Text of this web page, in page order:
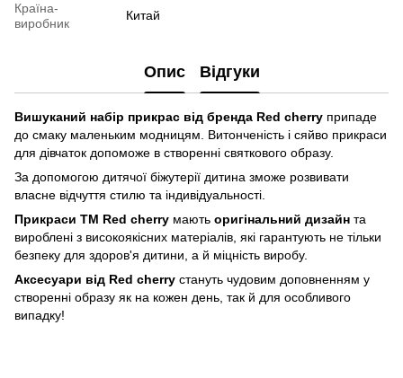
Країна-
виробник
Китай
Опис Відгуки
Вишуканий набір прикрас від бренда Red cherry припаде
до смаку маленьким модницям. Витонченість і сяйво прикраси
для дівчаток допоможе в створенні святкового образу.
За допомогою дитячої біжутерії дитина зможе розвивати
власне відчуття стилю та індивідуальності.
Прикраси ТМ Red cherry мають оригінальний дизайн та
вироблені з високоякісних матеріалів, які гарантують не тільки
безпеку для здоров'я дитини, а й міцність виробу.
Аксесуари від Red cherry стануть чудовим доповненням у
створенні образу як на кожен день, так й для особливого
випадку!